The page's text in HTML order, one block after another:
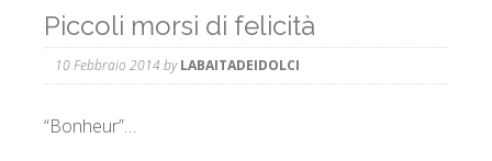
Piccoli morsi di felicità
10 Febbraio 2014byLABAITADEIDOLCI
“Bonheur”…